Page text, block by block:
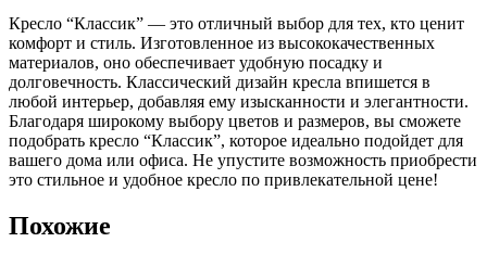
Кресло “Классик” — это отличный выбор для тех, кто ценит
комфорт и стиль. Изготовленное из высококачественных
материалов, оно обеспечивает удобную посадку и
долговечность. Классический дизайн кресла впишется в
любой интерьер, добавляя ему изысканности и элегантности.
Благодаря широкому выбору цветов и размеров, вы сможете
подобрать кресло “Классик”, которое идеально подойдет для
вашего дома или офиса. Не упустите возможность приобрести
это стильное и удобное кресло по привлекательной цене!
Похожие